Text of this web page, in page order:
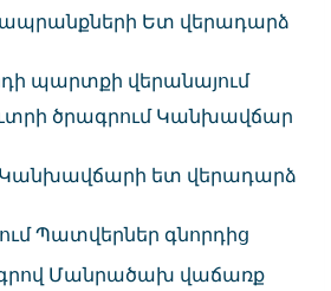
Ետ վերադարձ
պարտքի վերանայում
ծրագրում Կանխավճար
ետ վերադարձ
Պատվերներ գնորդից
Մանրածախ վաճառք